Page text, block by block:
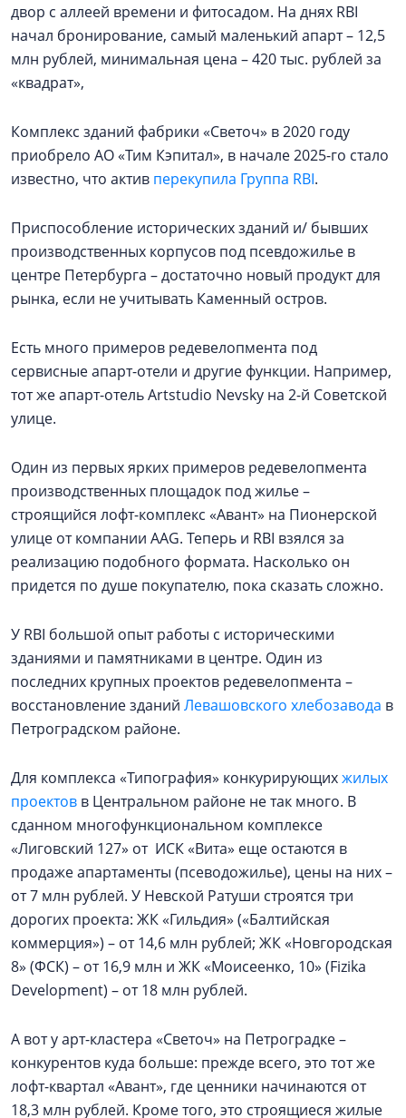
двор с аллеей времени и фитосадом. На днях RBI
начал бронирование, самый маленький апарт – 12,5
млн рублей, минимальная цена – 420 тыс. рублей за
«квадрат»,
Комплекс зданий фабрики «Светоч» в 2020 году
приобрело АО «Тим Кэпитал», в начале 2025-го стало
известно, что актив перекупила Группа RBI.
Приспособление исторических зданий и/ бывших
производственных корпусов под псевдожилье в
центре Петербурга – достаточно новый продукт для
рынка, если не учитывать Каменный остров.
Есть много примеров редевелопмента под
сервисные апарт-отели и другие функции. Например,
тот же апарт-отель Artstudio Nevsky на 2-й Советской
улице.
Один из первых ярких примеров редевелопмента
производственных площадок под жилье –
строящийся лофт-комплекс «Авант» на Пионерской
улице от компании AAG. Теперь и RBI взялся за
реализацию подобного формата. Насколько он
придется по душе покупателю, пока сказать сложно.
У RBI большой опыт работы с историческими
зданиями и памятниками в центре. Один из
последних крупных проектов редевелопмента –
восстановление зданий Левашовского хлебозавода в
Петроградском районе.
Для комплекса «Типография» конкурирующихжилых
проектов в Центральном районе не так много. В
сданном многофункциональном комплексе
«Лиговский 127» от ИСК «Вита» еще остаются в
продаже апартаменты (псеводожилье), цены на них –
от 7 млн рублей. У Невской Ратуши строятся три
дорогих проекта: ЖК «Гильдия» («Балтийская
коммерция») – от 14,6 млн рублей; ЖК «Новгородская
8» (ФСК) – от 16,9 млн и ЖК «Моисеенко, 10» (Fizika
Development) – от 18 млн рублей.
А вот у арт-кластера «Светоч» на Петроградке –
конкурентов куда больше: прежде всего, это тот же
лофт-квартал «Авант», где ценники начинаются от
18,3 млн рублей. Кроме того, это строящиеся жилые